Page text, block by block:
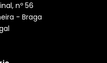
nº 56
- Braga